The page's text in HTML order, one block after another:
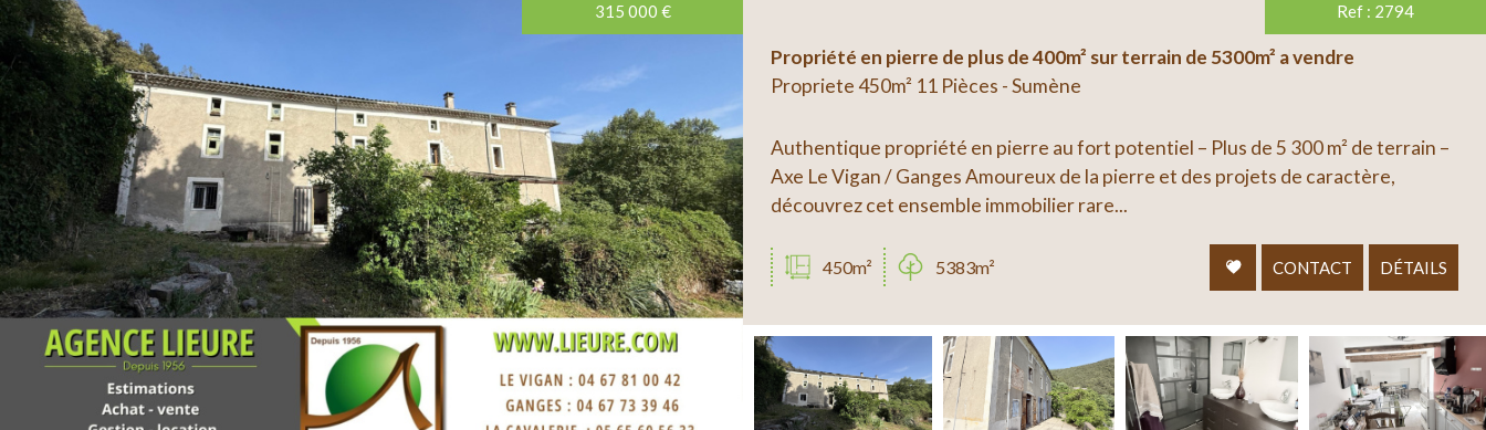
315 000 € Ref : 2794
Propriété en pierre de plus de 400m² sur terrain de 5300m² a vendre
Propriete 450m² 11 Pièces - Sumène
Authentique propriété en pierre au fort potentiel – Plus de 5 300 m² de terrain –
Axe Le Vigan / Ganges Amoureux de la pierre et des projets de caractère,
découvrez cet ensemble immobilier rare...
450m² 5383m² CONTACT DÉTAILS